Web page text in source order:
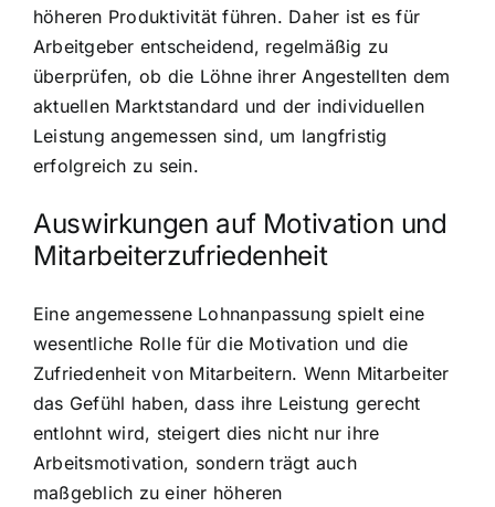
höheren Produktivität führen. Daher ist es für
Arbeitgeber entscheidend, regelmäßig zu
überprüfen, ob die Löhne ihrer Angestellten dem
aktuellen Marktstandard und der individuellen
Leistung angemessen sind, um langfristig
erfolgreich zu sein.
Auswirkungen auf Motivation und
Mitarbeiterzufriedenheit
Eine angemessene Lohnanpassung spielt eine
wesentliche Rolle für die Motivation und die
Zufriedenheit von Mitarbeitern. Wenn Mitarbeiter
das Gefühl haben, dass ihre Leistung gerecht
entlohnt wird, steigert dies nicht nur ihre
Arbeitsmotivation, sondern trägt auch
maßgeblich zu einer höheren